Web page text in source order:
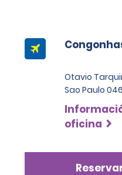
Otavio
Sao Paulo
oficina